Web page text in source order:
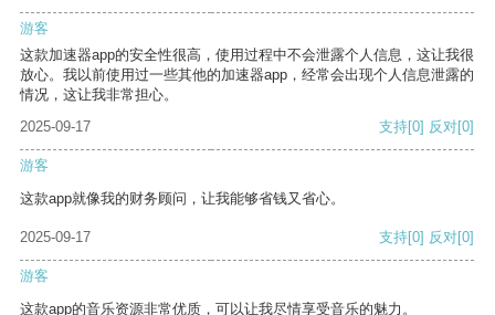
游客
这款加速器app的安全性很高，使用过程中不会泄露个人信息，这让我很
放心。我以前使用过一些其他的加速器app，经常会出现个人信息泄露的
情况，这让我非常担心。
2025-09-17
支持[0] 反对[0]
游客
这款app就像我的财务顾问，让我能够省钱又省心。
2025-09-17 支持[0] 反对[0]
游客
这款app的音乐资源非常优质，可以让我尽情享受音乐的魅力。